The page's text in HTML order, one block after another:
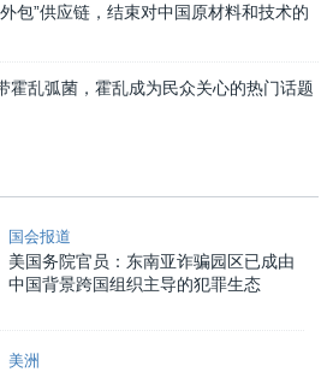
包”供应链，结束对中国原材料和技术的
霍乱弧菌，霍乱成为民众关心的热门话题
国会报道
美国务院官员：东南亚诈骗园区已成由
中国背景跨国组织主导的犯罪生态
美洲